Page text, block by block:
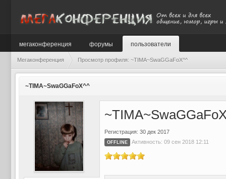
мегаконференция форумы пользователи
Мегаконференция Просмотр профиля: ~TIMA~SwaGGaFoX^^
~TIMA~SwaGGaFoX^^
Регистрация: 30 дек 2017
OFFLINE Активность: 09 сен 2018 12:11